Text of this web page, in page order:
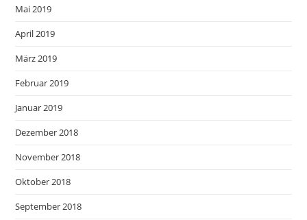
Mai 2019
April 2019
März 2019
Februar 2019
Januar 2019
Dezember 2018
November 2018
Oktober 2018
September 2018